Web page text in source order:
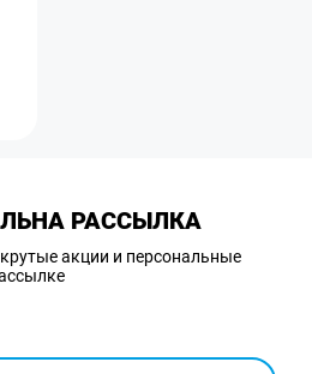
РАССЫЛКА
акции и персональные